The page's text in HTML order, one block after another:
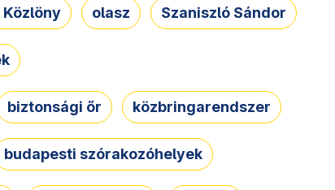
olasz Szaniszló Sándor
biztonsági őr közbringarendszer
budapesti szórakozóhelyek